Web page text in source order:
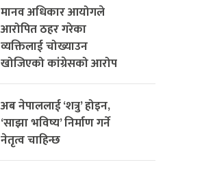
मानव अधिकार आयोगले
आरोपित ठहर गरेका
व्यक्तिलाई चोख्याउन
खोजिएको कांग्रेसको आरोप
अब नेपाललाई ‘शत्रु’ होइन,
‘साझा भविष्य’ निर्माण गर्ने
नेतृत्व चाहिन्छ